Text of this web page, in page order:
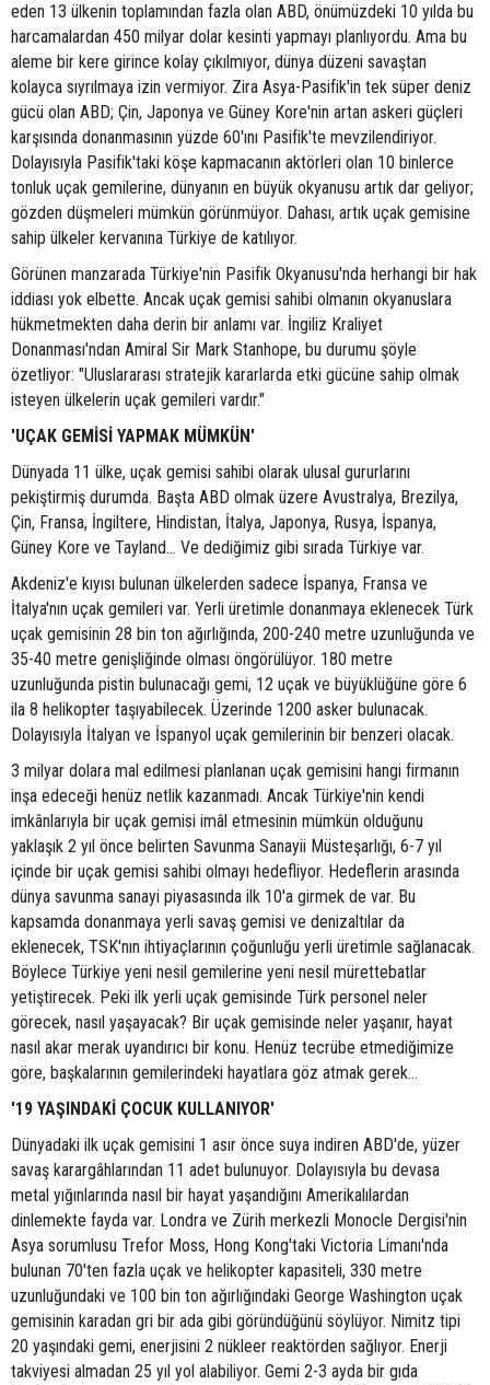
eden 13 ülkenin toplamından fazla olan ABD, önümüzdeki 10 yılda bu
harcamalardan 450 milyar dolar kesinti yapmayı planlıyordu. Ama bu
aleme bir kere girince kolay çıkılmıyor, dünya düzeni savaştan
kolayca sıyrılmaya izin vermiyor. Zira Asya-Pasifik'in tek süper deniz
gücü olan ABD; Çin, Japonya ve Güney Kore'nin artan askeri güçleri
karşısında donanmasının yüzde 60'ını Pasifik'te mevzilendiriyor.
Dolayısıyla Pasifik'taki köşe kapmacanın aktörleri olan 10 binlerce
tonluk uçak gemilerine, dünyanın en büyük okyanusu artık dar geliyor;
gözden düşmeleri mümkün görünmüyor. Dahası, artık uçak gemisine
sahip ülkeler kervanına Türkiye de katılıyor.
Görünen manzarada Türkiye'nin Pasifik Okyanusu'nda herhangi bir hak
iddiası yok elbette. Ancak uçak gemisi sahibi olmanın okyanuslara
hükmetmekten daha derin bir anlamı var. İngiliz Kraliyet
Donanması'ndan Amiral Sir Mark Stanhope, bu durumu şöyle
özetliyor: "Uluslararası stratejik kararlarda etki gücüne sahip olmak
isteyen ülkelerin uçak gemileri vardır."
'UÇAK GEMİSİ YAPMAK MÜMKÜN'
Dünyada 11 ülke, uçak gemisi sahibi olarak ulusal gururlarını
pekiştirmiş durumda. Başta ABD olmak üzere Avustralya, Brezilya,
Çin, Fransa, İngiltere, Hindistan, İtalya, Japonya, Rusya, İspanya,
Güney Kore ve Tayland... Ve dediğimiz gibi sırada Türkiye var.
Akdeniz'e kıyısı bulunan ülkelerden sadece İspanya, Fransa ve
İtalya'nın uçak gemileri var. Yerli üretimle donanmaya eklenecek Türk
uçak gemisinin 28 bin ton ağırlığında, 200-240 metre uzunluğunda ve
35-40 metre genişliğinde olması öngörülüyor. 180 metre
uzunluğunda pistin bulunacağı gemi, 12 uçak ve büyüklüğüne göre 6
ila 8 helikopter taşıyabilecek. Üzerinde 1200 asker bulunacak.
Dolayısıyla İtalyan ve İspanyol uçak gemilerinin bir benzeri olacak.
3 milyar dolara mal edilmesi planlanan uçak gemisini hangi firmanın
inşa edeceği henüz netlik kazanmadı. Ancak Türkiye'nin kendi
imkânlarıyla bir uçak gemisi imâl etmesinin mümkün olduğunu
yaklaşık 2 yıl önce belirten Savunma Sanayii Müsteşarlığı, 6-7 yıl
içinde bir uçak gemisi sahibi olmayı hedefliyor. Hedeflerin arasında
dünya savunma sanayi piyasasında ilk 10'a girmek de var. Bu
kapsamda donanmaya yerli savaş gemisi ve denizaltılar da
eklenecek, TSK'nın ihtiyaçlarının çoğunluğu yerli üretimle sağlanacak.
Böylece Türkiye yeni nesil gemilerine yeni nesil mürettebatlar
yetiştirecek. Peki ilk yerli uçak gemisinde Türk personel neler
görecek, nasıl yaşayacak? Bir uçak gemisinde neler yaşanır, hayat
nasıl akar merak uyandırıcı bir konu. Henüz tecrübe etmediğimize
göre, başkalarının gemilerindeki hayatlara göz atmak gerek...
'19 YAŞINDAKİ ÇOCUK KULLANIYOR'
Dünyadaki ilk uçak gemisini 1 asır önce suya indiren ABD'de, yüzer
savaş karargâhlarından 11 adet bulunuyor. Dolayısıyla bu devasa
metal yığınlarında nasıl bir hayat yaşandığını Amerikalılardan
dinlemekte fayda var. Londra ve Zürih merkezli Monocle Dergisi'nin
Asya sorumlusu Trefor Moss, Hong Kong'taki Victoria Limanı'nda
bulunan 70'ten fazla uçak ve helikopter kapasiteli, 330 metre
uzunluğundaki ve 100 bin ton ağırlığındaki George Washington uçak
gemisinin karadan gri bir ada gibi göründüğünü söylüyor. Nimitz tipi
20 yaşındaki gemi, enerjisini 2 nükleer reaktörden sağlıyor. Enerji
takviyesi almadan 25 yıl yol alabiliyor. Gemi 2-3 ayda bir gıda